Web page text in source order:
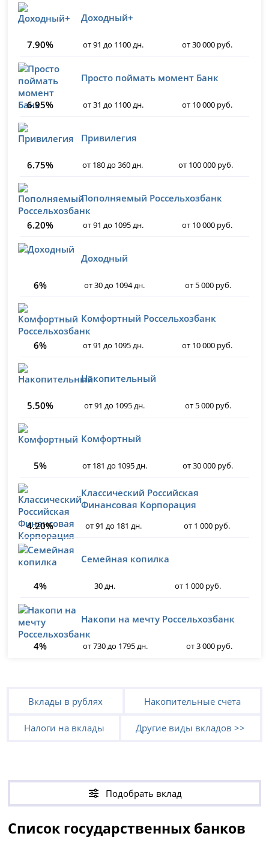
Доходный+
7.90% от 91 до 1100 дн. от 30 000 руб.
Просто поймать момент Банк
6.95% от 31 до 1100 дн. от 10 000 руб.
Привилегия
6.75% от 180 до 360 дн. от 100 000 руб.
Пополняемый Россельхозбанк
6.20% от 91 до 1095 дн. от 10 000 руб.
Доходный
6% от 30 до 1094 дн. от 5 000 руб.
Комфортный Россельхозбанк
6% от 91 до 1095 дн. от 10 000 руб.
Накопительный
5.50% от 91 до 1095 дн. от 5 000 руб.
Комфортный
5% от 181 до 1095 дн. от 30 000 руб.
Классический Российская
Финансовая Корпорация
4.20%
от 91 до 181 дн. от 1 000 руб.
Семейная копилка
4% 30 дн. от 1 000 руб.
Накопи на мечту Россельхозбанк
4% от 730 до 1795 дн. от 3 000 руб.
Вклады в рублях Накопительные счета
Налоги на вклады Другие виды вкладов >>
Подобрать вклад
Список государственных банков